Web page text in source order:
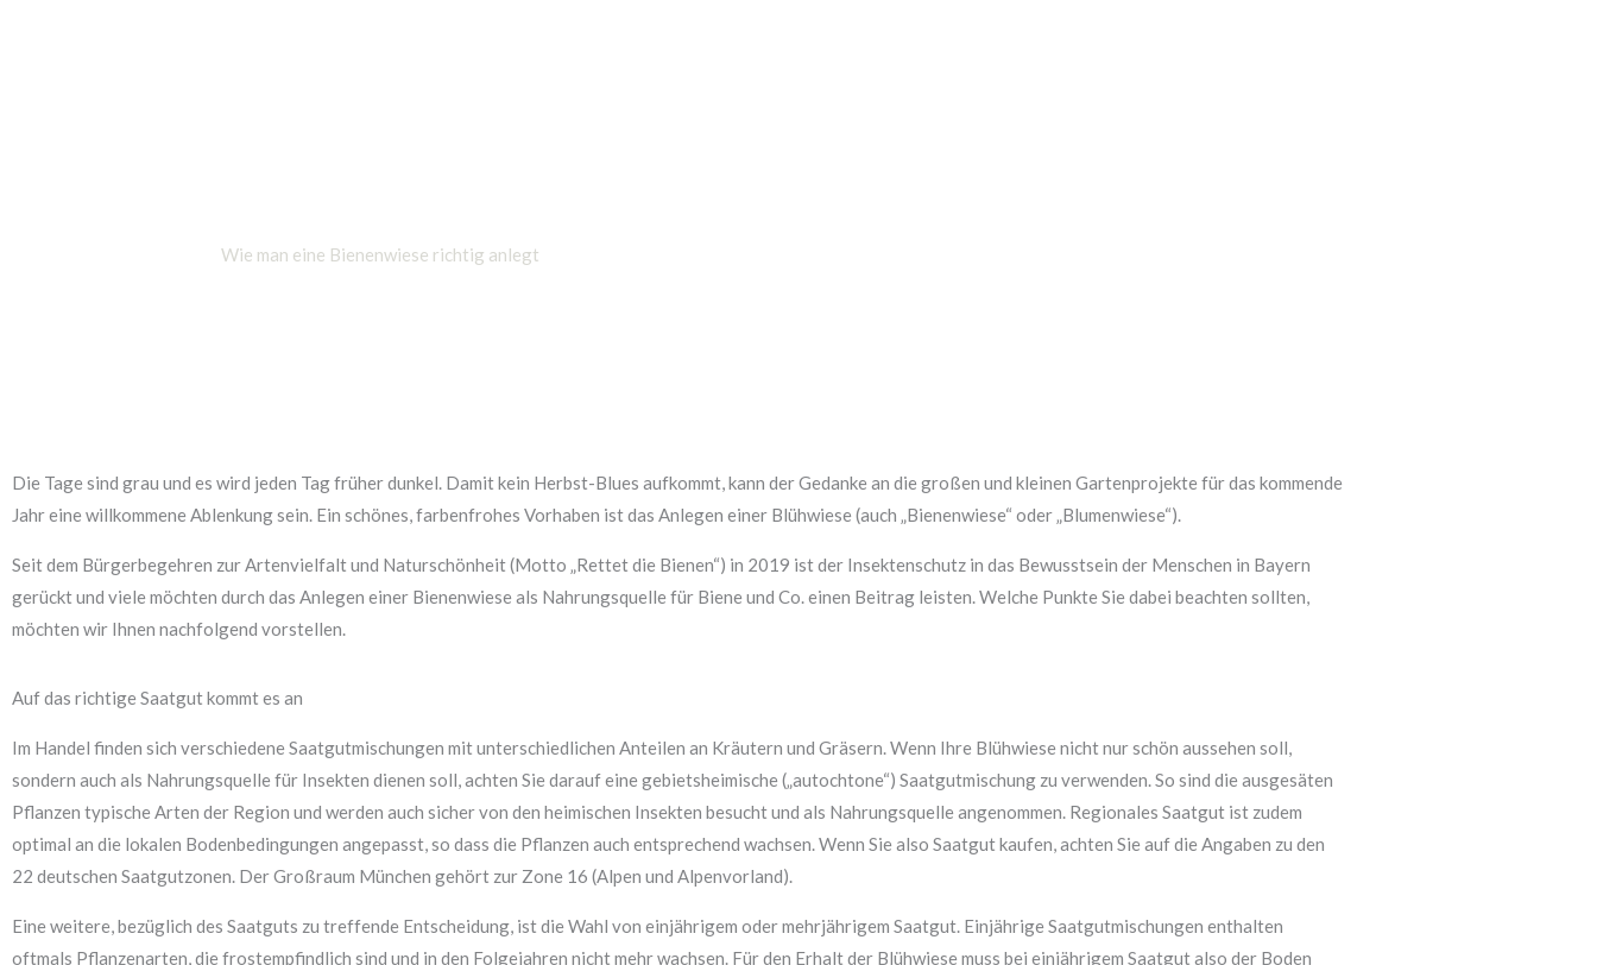
Wie man eine Bienenwiese richtig anlegt
Die Tage sind grau und es wird jeden Tag früher dunkel. Damit kein Herbst-Blues aufkommt, kann der Gedanke an die großen und kleinen Gartenprojekte für das kommende
Jahr eine willkommene Ablenkung sein. Ein schönes, farbenfrohes Vorhaben ist das Anlegen einer Blühwiese (auch „Bienenwiese“ oder „Blumenwiese“).
Seit dem Bürgerbegehren zur Artenvielfalt und Naturschönheit (Motto „Rettet die Bienen“) in 2019 ist der Insektenschutz in das Bewusstsein der Menschen in Bayern
gerückt und viele möchten durch das Anlegen einer Bienenwiese als Nahrungsquelle für Biene und Co. einen Beitrag leisten. Welche Punkte Sie dabei beachten sollten,
möchten wir Ihnen nachfolgend vorstellen.
Auf das richtige Saatgut kommt es an
Im Handel finden sich verschiedene Saatgutmischungen mit unterschiedlichen Anteilen an Kräutern und Gräsern. Wenn Ihre Blühwiese nicht nur schön aussehen soll,
sondern auch als Nahrungsquelle für Insekten dienen soll, achten Sie darauf eine gebietsheimische („autochtone“) Saatgutmischung zu verwenden. So sind die ausgesäten
Pflanzen typische Arten der Region und werden auch sicher von den heimischen Insekten besucht und als Nahrungsquelle angenommen. Regionales Saatgut ist zudem
optimal an die lokalen Bodenbedingungen angepasst, so dass die Pflanzen auch entsprechend wachsen. Wenn Sie also Saatgut kaufen, achten Sie auf die Angaben zu den
22 deutschen Saatgutzonen. Der Großraum München gehört zur Zone 16 (Alpen und Alpenvorland).
Eine weitere, bezüglich des Saatguts zu treffende Entscheidung, ist die Wahl von einjährigem oder mehrjährigem Saatgut. Einjährige Saatgutmischungen enthalten
oftmals Pflanzenarten, die frostempfindlich sind und in den Folgejahren nicht mehr wachsen. Für den Erhalt der Blühwiese muss bei einjährigem Saatgut also der Boden